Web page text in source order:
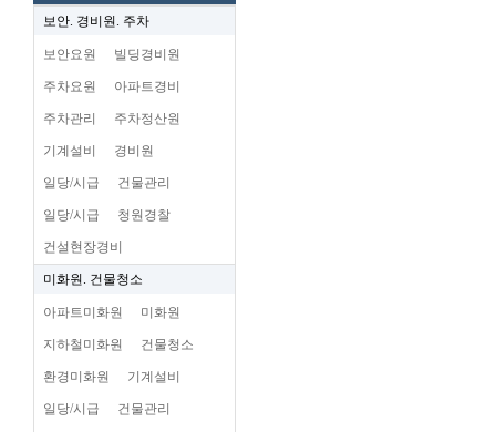
보안. 경비원. 주차
보안요원 빌딩경비원
주차요원 아파트경비
주차관리 주차정산원
기계설비 경비원
일당/시급 건물관리
일당/시급 청원경찰
건설현장경비
미화원. 건물청소
아파트미화원 미화원
지하철미화원 건물청소
환경미화원 기계설비
일당/시급 건물관리